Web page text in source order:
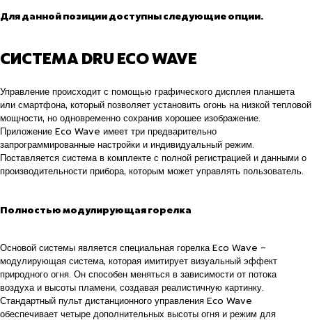
Для данной позиции доступны следующие опции.
СИСТЕМА DRU ECO WAVE
Управление происходит с помощью графического дисплея планшета
или смартфона, который позволяет установить огонь на низкой тепловой
мощности, но одновременно сохранив хорошее изображение.
Приложение Eco Wave имеет три предварительно
запрограммированные настройки и индивидуальный режим.
Поставляется система в комплекте с полной регистрацией и данными о
производительности прибора, которым может управлять пользователь.
Полностью модулирующая горелка
Основой системы является специальная горелка Eco Wave –
модулирующая система, которая имитирует визуальный эффект
природного огня. Он способен меняться в зависимости от потока
воздуха и высоты пламени, создавая реалистичную картинку.
Стандартный пульт дистанционного управления Eco Wave
обеспечивает четыре дополнительных высоты огня и режим для